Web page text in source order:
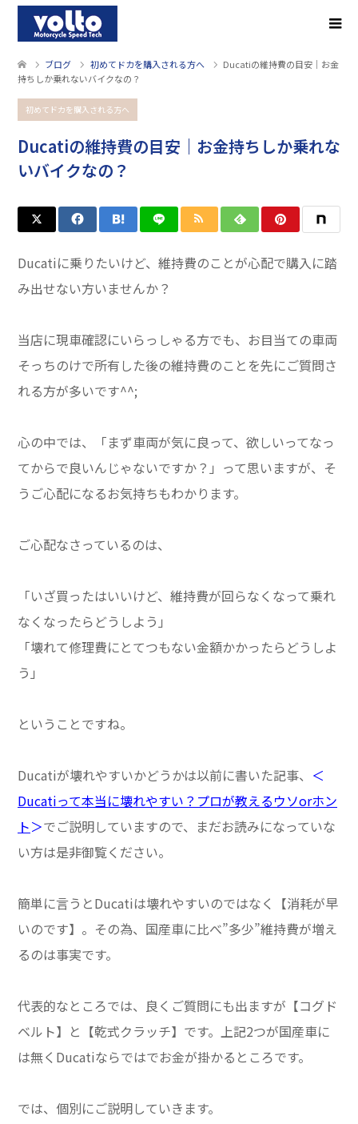
ブログ 初めてドカを購入される方へ
Ducatiの維持費の目安｜お金
持ちしか乗れないバイクなの？
初めてドカを購入される方へ
Ducatiの維持費の目安｜お金持ちしか乗れな
いバイクなの？
Ducatiに乗りたいけど、維持費のことが心配で購入に踏
み出せない方いませんか？
当店に現車確認にいらっしゃる方でも、お目当ての車両
そっちのけで所有した後の維持費のことを先にご質問さ
れる方が多いです^^;
心の中では、「まず車両が気に良って、欲しいってなっ
てからで良いんじゃないですか？」って思いますが、そ
うご心配になるお気持ちもわかります。
ご心配なさっているのは、
「いざ買ったはいいけど、維持費が回らなくなって乗れ
なくなったらどうしよう」
「壊れて修理費にとてつもない金額かかったらどうしよ
う」
ということですね。
Ducatiが壊れやすいかどうかは以前に書いた記事、 ＜
Ducatiって本当に壊れやすい？プロが教えるウソorホン
ト＞でご説明していますので、まだお読みになっていな
い方は是非御覧ください。
簡単に言うとDucatiは壊れやすいのではなく【消耗が早
いのです】。その為、国産車に比べ”多少”維持費が増え
るのは事実です。
代表的なところでは、良くご質問にも出ますが【コグド
ベルト】と【乾式クラッチ】です。上記2つが国産車に
は無くDucatiならではでお金が掛かるところです。
では、個別にご説明していきます。